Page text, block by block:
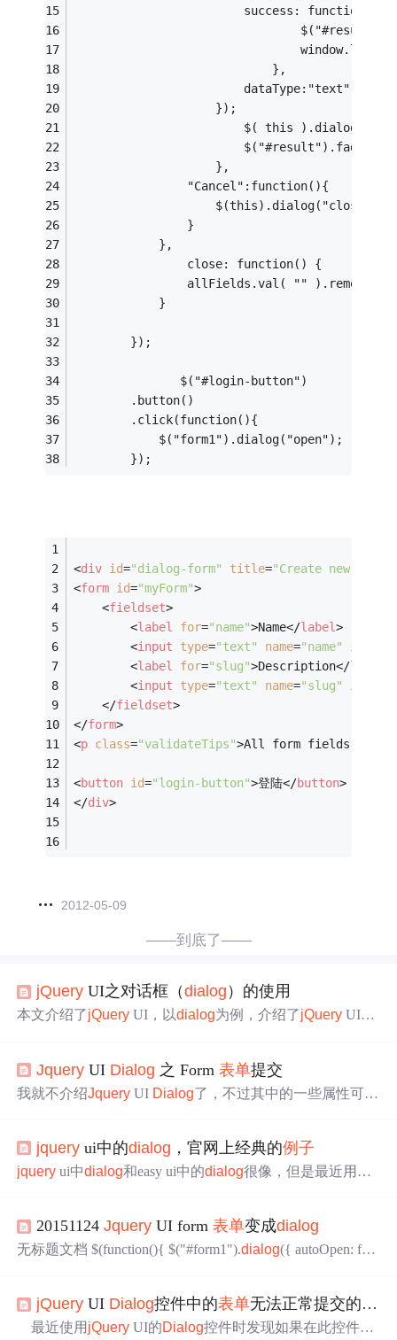
success:
							},
						dataType:"text"
					});
					},
				"Cancel":function(){
					$(this).dialog("close");
				}
			},
				close: function() {
allFields.val( ""
			}
		});
               $("#login-button")
		.button()
		.click(function(){
			$("form1").dialog("open");
		});
<div id="dialog-form" title="Create new user"
<form id="myForm">
<fieldset>
<label for="name">Name</label>
<input type="text" name="name" id
<label for="slug">Description</label
<input type="text" name="slug" id
</fieldset>
</form>
<p class="validateTips">All form fields are
<button id="login-button">登陆</button>
</div>
2012-05-09
——到底了——
jQuery UI之对话框（dialog ）的使用
本文介绍了jQuery UI，以dialog为例，介绍了jQuery UI中
Jquery UI Dialog 之 Form表单提交
我就不介绍Jquery UI Dialog了，不过其中的一些属性可以
哈。） 至于需要引入什么文件，我的不说了。给个网站:htt
p://www.cnblogs.com/haogj/archive/2011/02/16/1
jquery ui中的dialog ，官网上经典的例子
jquery ui中dialog和easy ui中的dialog很像，但是最近用到
例，首先看看实
20151124Jquery UI form表单变成dialog
无标题文档 $(function(){ $("#form1").dialog({ autoOpen: fals
默认jQuery UI Dialog控件中的表单无法正常提交的解决方法
最近使用 jQuery UI的Dialog控件时发现如果在此控件放